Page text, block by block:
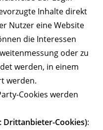
Inhalte direkt
Nutzer eine Website
die Interessen
oder zu
werden, in einem
werden.
Cookies werden
Drittanbieter-Cookies):